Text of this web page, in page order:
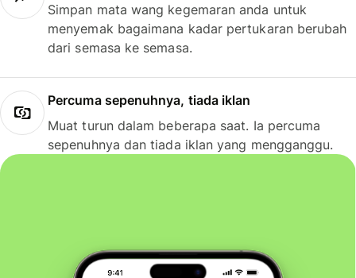
Simpan mata wang kegemaran anda untuk
menyemak bagaimana kadar pertukaran berubah
dari semasa ke semasa.
Percuma sepenuhnya, tiada iklan
Muat turun dalam beberapa saat. Ia percuma
sepenuhnya dan tiada iklan yang mengganggu.